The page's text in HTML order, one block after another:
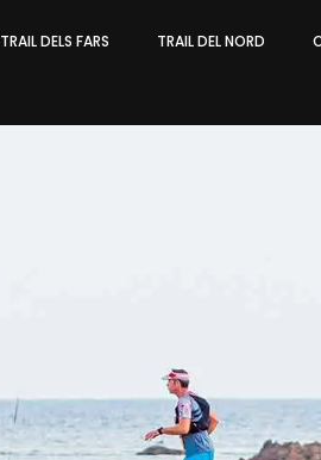
TRAIL DELS FARS TRAIL DEL NORD